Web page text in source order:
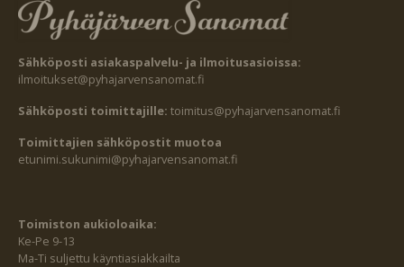
Sähköposti asiakaspalvelu- ja ilmoitusasioissa:
ilmoitukset@pyhajarvensanomat.fi
Sähköposti toimittajille: toimitus@pyhajarvensanomat.fi
Toimittajien sähköpostit muotoa
etunimi.sukunimi@pyhajarvensanomat.fi
Toimiston aukioloaika:
Ke-Pe 9-13
Ma-Ti suljettu käyntiasiakkailta